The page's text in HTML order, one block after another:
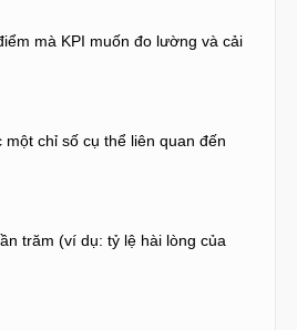
mà KPI muốn đo lường và cải
chỉ số cụ thể liên quan đến
trăm (ví dụ: tỷ lệ hài lòng của